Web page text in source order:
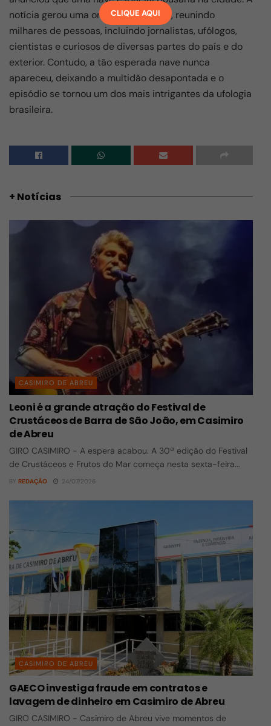
notícia gerou uma onda de interesse, reunindo
milhares de pessoas, incluindo jornalistas, ufólogos,
cientistas e curiosos de diversas partes do país e do
exterior. Contudo, a tão esperada nave nunca
apareceu, deixando a multidão desapontada e o
episódio se tornou um dos mais intrigantes da ufologia
brasileira.
+ Notícias
CASIMIRO DE ABREU
Leoni é a grande atração do Festival de
Crustáceos de Barra de São João, em Casimiro
de Abreu
GIRO CASIMIRO - A espera acabou. A 30ª edição do Festival
de Crustáceos e Frutos do Mar começa nesta sexta-feira...
BY REDAÇÃO 24/07/2026
CASIMIRO DE ABREU
GAECO investiga fraude em contratos e
lavagem de dinheiro em Casimiro de Abreu
GIRO CASIMIRO - Casimiro de Abreu vive momentos de
CLIQUE AQUI